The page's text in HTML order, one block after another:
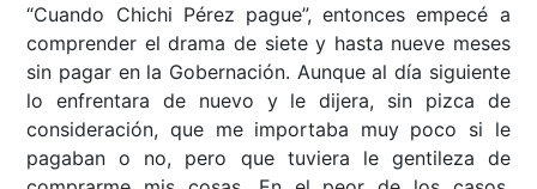
“Cuando Chichi Pérez pague”, entonces empecé a
comprender el drama de siete y hasta nueve meses
sin pagar en la Gobernación. Aunque al día siguiente
lo enfrentara de nuevo y le dijera, sin pizca de
consideración, que me importaba muy poco si le
pagaban o no, pero que tuviera le gentileza de